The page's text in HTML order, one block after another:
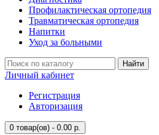
Профилактическая ортопедия
Травматическая ортопедия
Напитки
Уход за больными
Найти
Личный кабинет
Регистрация
Авторизация
0 товар(ов) - 0.00 р.